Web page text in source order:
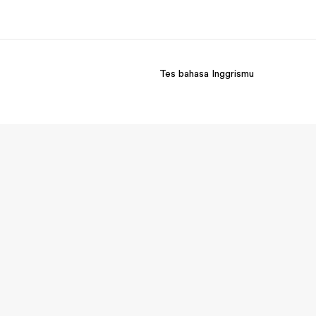
Tes bahasa Inggrismu